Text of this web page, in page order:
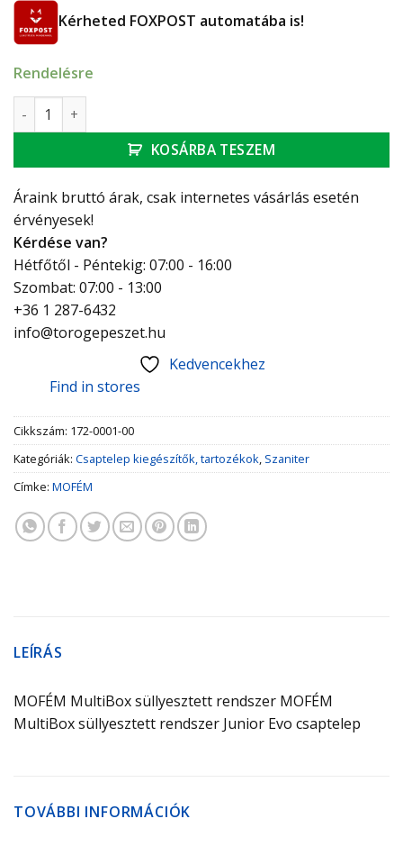
Kérheted FOXPOST automatába is!
Rendelésre
MOFÉM MultiBox süllyesztett rendszer mennyiség
KOSÁRBA TESZEM
Áraink bruttó árak, csak internetes vásárlás esetén
érvényesek!
Kérdése van?
Hétfőtől - Péntekig: 07:00 - 16:00
Szombat: 07:00 - 13:00
+36 1 287-6432
info@torogepeszet.hu
Kedvencekhez
Find in stores
Cikkszám: 172-0001-00
Kategóriák: Csaptelep kiegészítők, tartozékok, Szaniter
Címke: MOFÉM
LEÍRÁS
MOFÉM MultiBox süllyesztett rendszer MOFÉM
MultiBox süllyesztett rendszer Junior Evo csaptelep
TOVÁBBI INFORMÁCIÓK